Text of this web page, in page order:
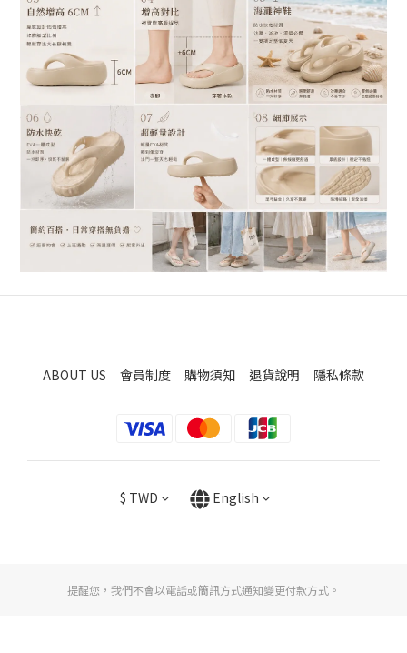
ABOUT US 會員制度 購物須知 退貨說明 隱私條款
$ TWD English
提醒您，我們不會以電話或簡訊方式通知變更付款方式。